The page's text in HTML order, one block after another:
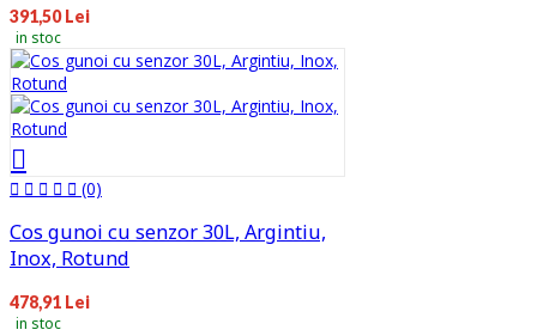
391,50 Lei
in stoc
(0)
Cos gunoi cu senzor 30L, Argintiu,
Inox, Rotund
478,91 Lei
in stoc